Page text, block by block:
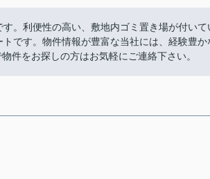
。利便性の高い、敷地内ゴミ置き場が付いて
です。物件情報が豊富な当社には、経験豊か
件をお探しの方はお気軽にご連絡下さい。